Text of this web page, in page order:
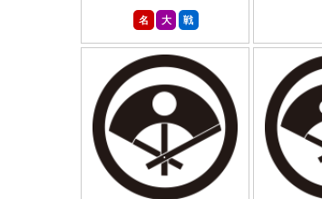
名
大 戦